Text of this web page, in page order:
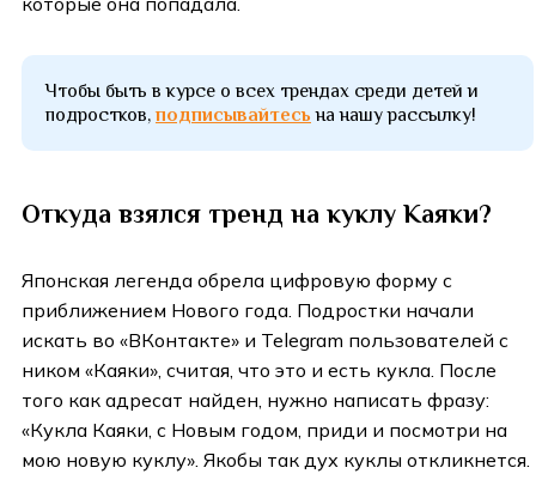
Чтобы быть в курсе о всех трендах среди детей и
подростков, подписывайтесьна нашу рассылку!
Откуда взялся тренд на куклу Каяки?
Японская легенда обрела цифровую форму с
приближением Нового года. Подростки начали
искать во «ВКонтакте» и Telegram пользователей с
ником «Каяки», считая, что это и есть кукла. После
того как адресат найден, нужно написать фразу:
«Кукла Каяки, с Новым годом, приди и посмотри на
мою новую куклу». Якобы так дух куклы откликнется.